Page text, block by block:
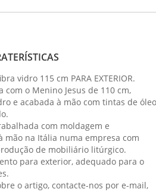
vidro 115 cm PARA EXTERIOR.
com o Menino Jesus de 110 cm,
e acabada à mão com tintas de óleo
com moldagem e
mão na Itália numa empresa com
de mobiliário litúrgico.
para exterior, adequado para o
o artigo, contacte-nos por e-mail,